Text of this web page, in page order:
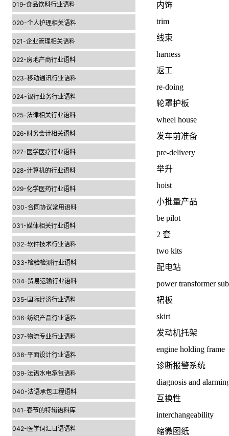
019-食品饮料行业语料
020-个人护理相关语料
021-企业管理相关语料
022-房地产商行业语料
023-移动通讯行业语料
024-银行业务行业语料
025-法律相关行业语料
026-财务会计相关语料
027-医学医疗行业语料
028-计算机的行业语料
029-化学医药行业语料
030-合同协议常用语料
031-媒体相关行业语料
032-软件技术行业语料
033-检验检测行业语料
034-贸易运输行业语料
035-国际经济行业语料
036-纺织产品行业语料
037-物流专业行业语料
038-平面设计行业语料
039-法语水电承包语料
040-法语承包工程语料
041-春节的特辑语料库
042-医学词汇日语语料
内饰
trim
线束
harness
返工
re-doing
轮罩护板
wheel house
发车前准备
pre-delivery
举升
hoist
小批量产品
be pilot
2 套
two kits
配电站
power transformer
裙板
skirt
发动机托架
engine holding frame
诊断报警系统
diagnosis and
互换性
interchangeability
缩微图纸